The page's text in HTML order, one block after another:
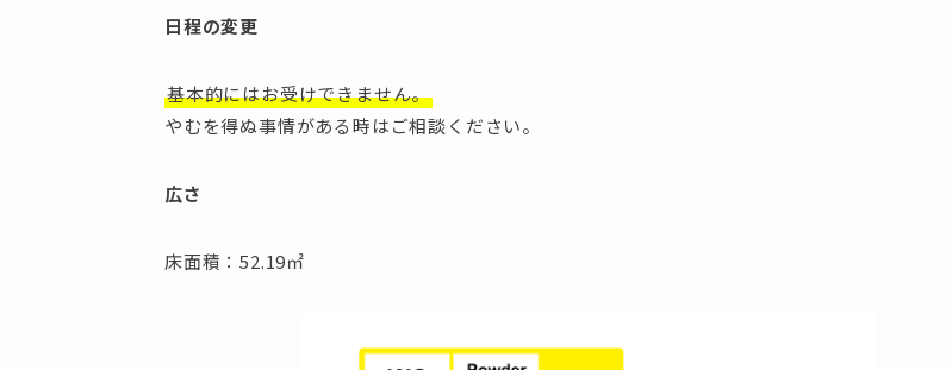
日程の変更
基本的にはお受けできません。
やむを得ぬ事情がある時はご相談ください。
広さ
床面積：52.19㎡